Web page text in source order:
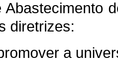
Abastecimento
diretrizes:
a